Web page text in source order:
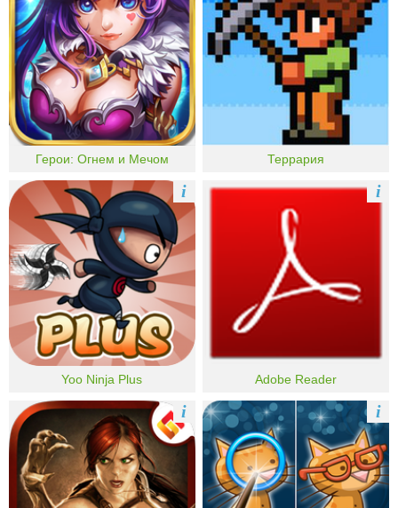
Герои: Огнем и Мечом Террария
Yoo Ninja Plus
i
Adobe Reader
i
i i